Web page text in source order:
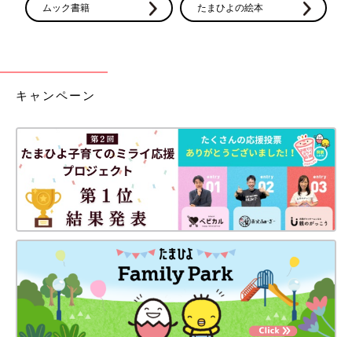
ムック書籍 たまひよの絵本
キャンペーン